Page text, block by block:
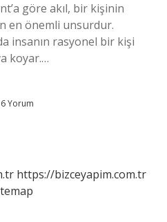
göre akıl, bir kişinin
en önemli unsurdur.
insanın rasyonel bir kişi
koyar.…
6 Yorum
https://bizceyapim.com.tr